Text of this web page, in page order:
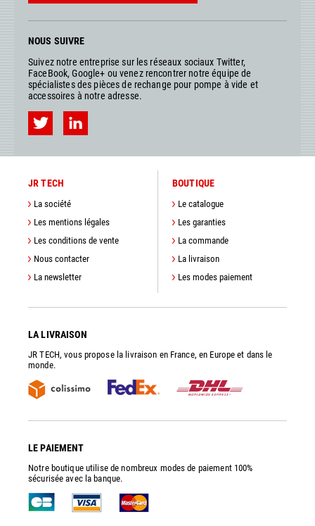
NOUS SUIVRE
Suivez notre entreprise sur les réseaux sociaux Twitter,
FaceBook, Google+ ou venez rencontrer notre équipe de
spécialistes des pièces de rechange pour pompe à vide et
accessoires à notre adresse.
JR TECH
La société
Les mentions légales
Les conditions de vente
Nous contacter
La newsletter
BOUTIQUE
Le catalogue
Les garanties
La commande
La livraison
Les modes paiement
LA LIVRAISON
JR TECH, vous propose la livraison en France, en Europe et dans le
monde.
LE PAIEMENT
Notre boutique utilise de nombreux modes de paiement 100%
sécurisée avec la banque.